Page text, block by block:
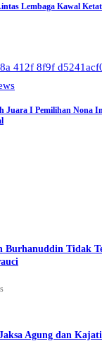
Lembaga Kawal
Juara I Pemilihan Nona
Burhanuddin Tidak
Agung dan